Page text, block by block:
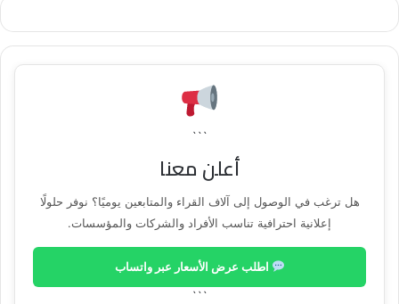
```
أعلن معنا
هل ترغب في الوصول إلى آلاف القراء والمتابعين يوميًا؟ نوفر حلولًا
إعلانية احترافية تناسب الأفراد والشركات والمؤسسات.
اطلب عرض الأسعار عبر واتساب
```